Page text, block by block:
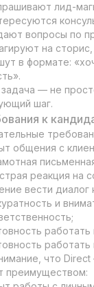
лид-
вопросы по
на сторис,
в формате:
— не
шаг.
к
общения с
реакция на
вести диалог
и
работать
работать
что
преимуществом: